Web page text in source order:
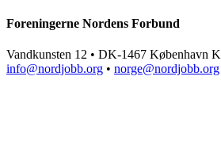
Foreningerne Nordens Forbund
Vandkunsten 12 • DK-1467 København K
info@nordjobb.org • norge@nordjobb.org